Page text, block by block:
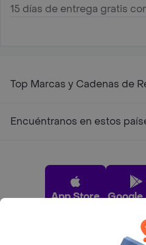
15 días de entrega gratis
Top Marcas y Cadenas de
Encuéntranos en estos
App Store Google